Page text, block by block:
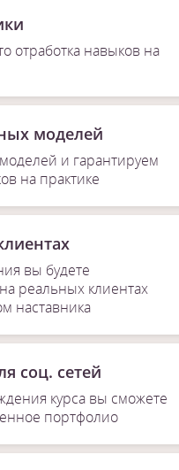
отработка навыков на
моделей
и гарантируем
на практике
вы будете
реальных клиентах
наставника
соц. сетей
курса вы сможете
портфолио